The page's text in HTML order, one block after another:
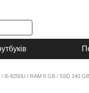
i5-8250U / RAM 8 GB / SSD 240